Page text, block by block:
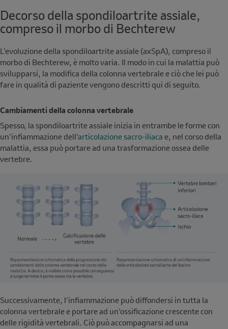
Decorso della spondiloartrite assiale,
compreso il morbo di Bechterew
L’evoluzione della spondiloartrite assiale (axSpA), compreso il
morbo di Bechterew, è molto varia. Il modo in cui la malattia può
svilupparsi, la modifica della colonna vertebrale e ciò che lei può
fare in qualità di paziente vengono descritti qui di seguito.
Cambiamenti della colonna vertebrale
Spesso, la spondiloartrite assiale inizia in entrambe le forme con
un’infiammazione dell'articolazione sacro-iliaca e, nel corso della
malattia, essa può portare ad una trasformazione ossea delle
vertebre.
Successivamente, l'infiammazione può diffondersi in tutta la
colonna vertebrale e portare ad un’ossificazione crescente con
delle rigidità vertebrali. Ciò può accompagnarsi ad una